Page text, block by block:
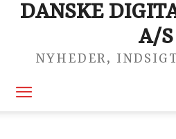
DANSKE
A/S
NYHEDER,